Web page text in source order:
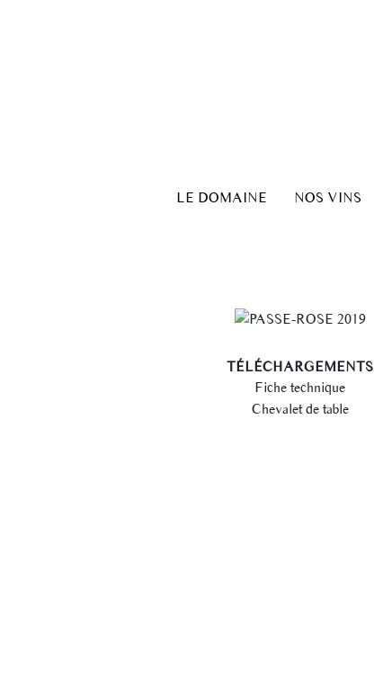
LE DOMAINE NOS VINS
TÉLÉCHARGEMENTS
Fiche technique
Chevalet de table